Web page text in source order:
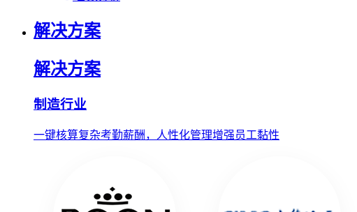
解决方案
解决方案
制造行业
一键核算复杂考勤薪酬，人性化管理增强员工黏性